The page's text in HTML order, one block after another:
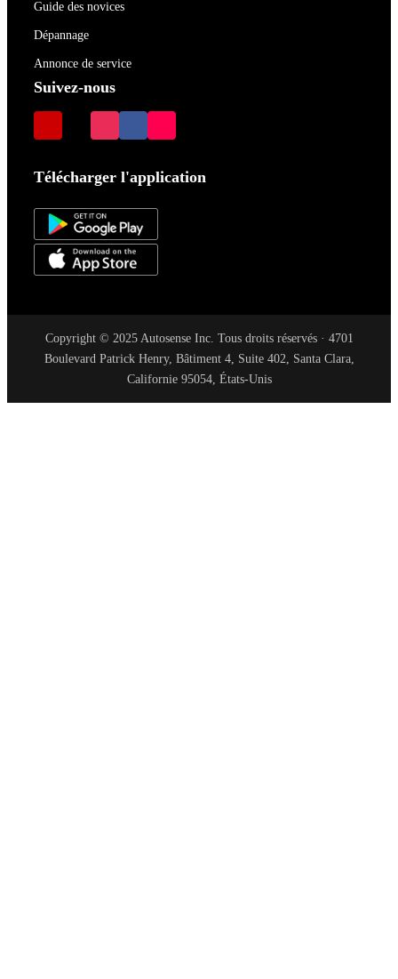
Guide des novices
Dépannage
Annonce de service
Suivez-nous
Télécharger l'application
Copyright © 2025 Autosense Inc. Tous droits réservés · 4701
Boulevard Patrick Henry, Bâtiment 4, Suite 402, Santa Clara,
Californie 95054, États-Unis